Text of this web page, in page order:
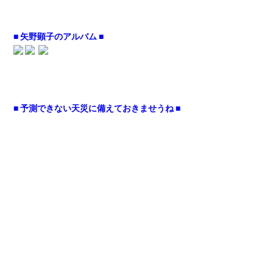
■ 矢野顕子のアルバム ■
■ 予測できない天災に備えておきませうね ■